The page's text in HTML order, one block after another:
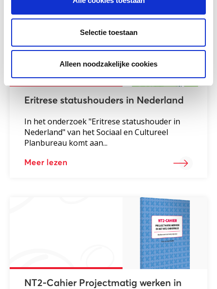
Selectie toestaan
Alleen noodzakelijke cookies
Eritrese statushouders in Nederland
In het onderzoek "Eritrese statushouder in
Nederland" van het Sociaal en Cultureel
Planbureau komt aan...
Meer lezen
NT2-Cahier Projectmatig werken in